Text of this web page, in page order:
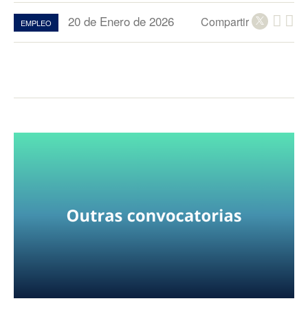
EMPLEO 20 de Enero de 2026 Compartir